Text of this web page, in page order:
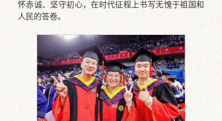
怀赤诚、坚守初心，在时代征程上书写无愧于祖国和
人民的答卷。